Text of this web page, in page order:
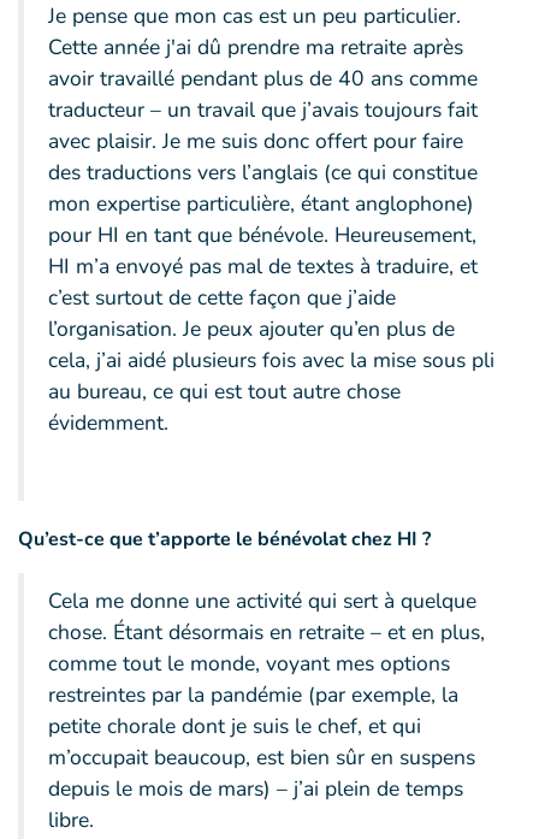
Je pense que mon cas est un peu particulier.
Cette année j'ai dû prendre ma retraite après
avoir travaillé pendant plus de 40 ans comme
traducteur – un travail que j’avais toujours fait
avec plaisir. Je me suis donc offert pour faire
des traductions vers l’anglais (ce qui constitue
mon expertise particulière, étant anglophone)
pour HI en tant que bénévole. Heureusement,
HI m’a envoyé pas mal de textes à traduire, et
c’est surtout de cette façon que j’aide
l’organisation. Je peux ajouter qu’en plus de
cela, j’ai aidé plusieurs fois avec la mise sous pli
au bureau, ce qui est tout autre chose
évidemment.
Qu’est-ce que t’apporte le bénévolat chez HI ?
Cela me donne une activité qui sert à quelque
chose. Étant désormais en retraite – et en plus,
comme tout le monde, voyant mes options
restreintes par la pandémie (par exemple, la
petite chorale dont je suis le chef, et qui
m’occupait beaucoup, est bien sûr en suspens
depuis le mois de mars) – j’ai plein de temps
libre.